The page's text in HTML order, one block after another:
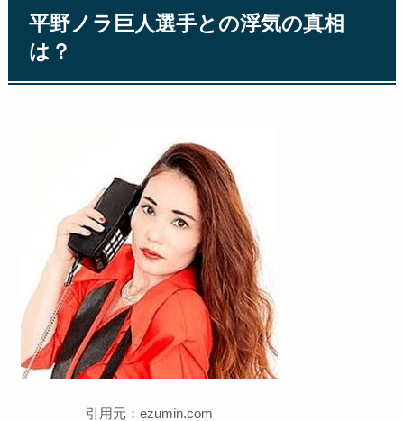
平野ノラ巨人選手との浮気の真相
は？
引用元：ezumin.com